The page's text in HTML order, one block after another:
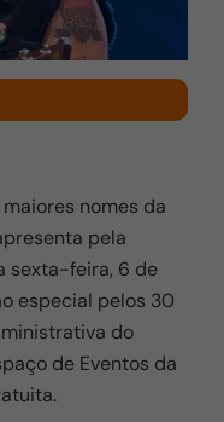
nomes da
pela
sexta-feira, 6 de
especial pelos 30
do
de Eventos da